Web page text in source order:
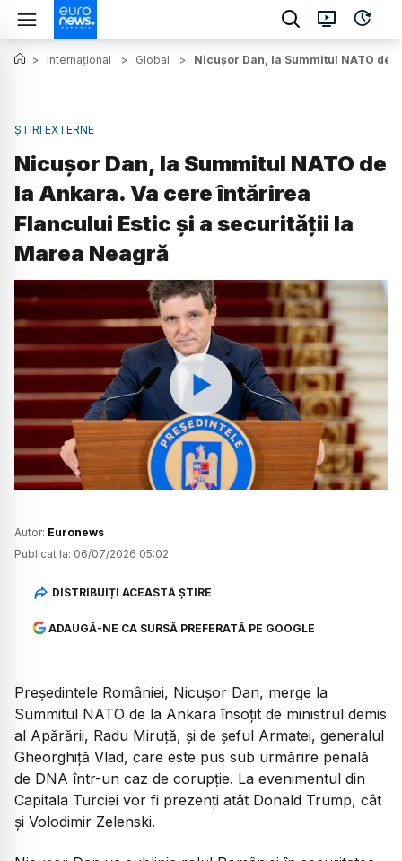
> Internațional > Global > Nicușor Dan, la Summitul NATO
ȘTIRI EXTERNE
Nicușor Dan, la Summitul NATO de
la Ankara. Va cere întărirea
Flancului Estic și a securității la
Marea Neagră
Watch
Autor: Euronews
Publicat la: 06/07/2026 05:02
DISTRIBUIȚI ACEASTĂ ȘTIRE
ADAUGĂ-NE CA SURSĂ PREFERATĂ PE GOOGLE
Președintele României, Nicușor Dan, merge la
Summitul NATO de la Ankara însoțit de ministrul demis
al Apărării, Radu Miruță, și de șeful Armatei, generalul
Gheorghiță Vlad, care este pus sub urmărire penală
de DNA într-un caz de corupție. La evenimentul din
Capitala Turciei vor fi prezenți atât Donald Trump, cât
și Volodimir Zelenski.